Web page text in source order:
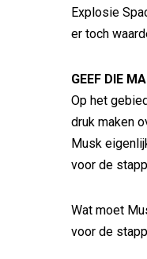
Explosie
er toch
GEEF DIE
Op het
druk maken
Musk
voor de
Wat moet
voor de